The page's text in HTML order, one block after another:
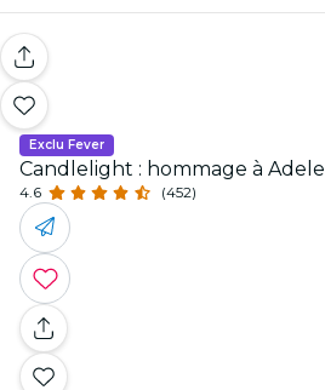
Exclu Fever
Candlelight : hommage à Adele
4.6 (452)